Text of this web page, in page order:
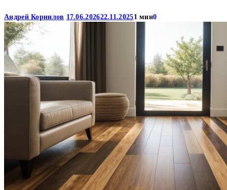
Андрей Корнилов 17.06.202622.11.20251 мин0